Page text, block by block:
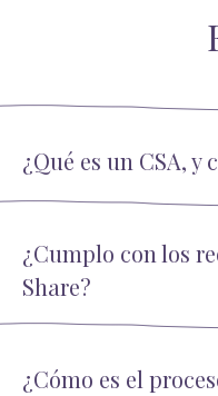
¿Qué es un CSA,
¿Cumplo con los
Share?
¿Cómo es el